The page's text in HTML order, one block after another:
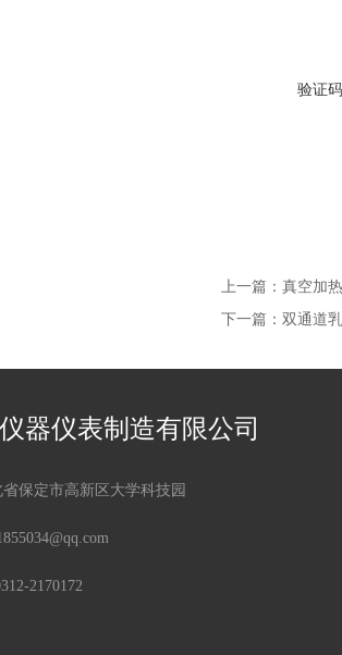
验证码
上一篇： 真空加
下一篇： 双通道
器仪表制造有限公司
保定市高新区大学科技园
2170172